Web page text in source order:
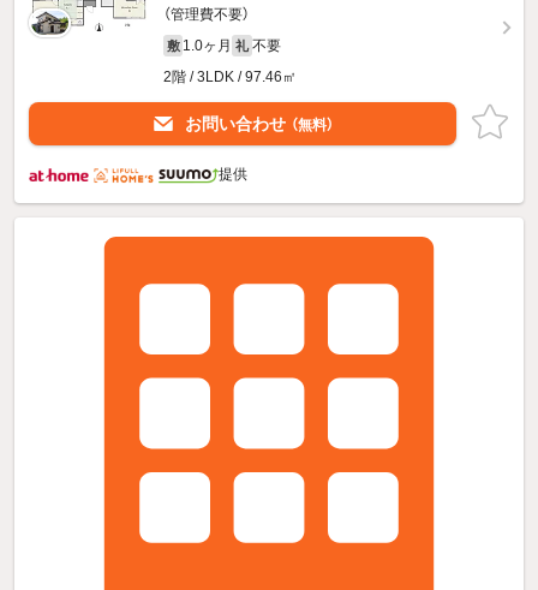
（管理費不要）
敷 1.0ヶ月 礼 不要
2階 / 3LDK / 97.46㎡
お問い合わせ （無料）
提供